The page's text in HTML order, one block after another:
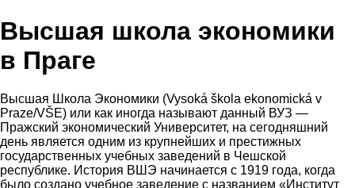
Высшая школа экономики
в Праге
Высшая Школа Экономики (Vysoká škola ekonomická v
Praze/VŠE) или как иногда называют данный ВУЗ —
Пражский экономический Университет, на сегодняшний
день является одним из крупнейших и престижных
государственных учебных заведений в Чешской
республике. История ВШЭ начинается с 1919 года, когда
было создано учебное заведение с названием «Институт